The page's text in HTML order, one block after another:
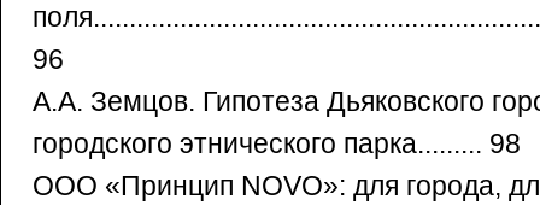
96
А.А. Земцов. Гипотеза Дьяковского
городского этнического парка......... 98
ООО «Принцип NOVO»: для города,